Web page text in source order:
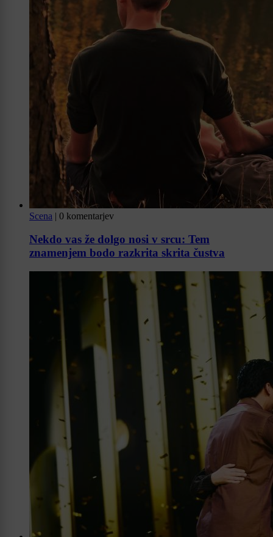
Scena | 0 komentarjev
Nekdo vas že dolgo nosi v srcu: Tem
znamenjem bodo razkrita skrita čustva